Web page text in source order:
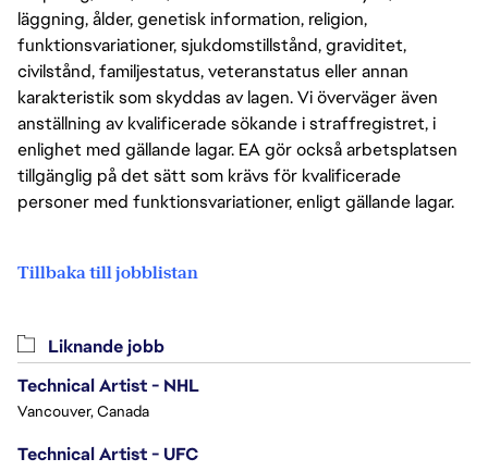
läggning, ålder, genetisk information, religion,
funktionsvariationer, sjukdomstillstånd, graviditet,
civilstånd, familjestatus, veteranstatus eller annan
karakteristik som skyddas av lagen. Vi överväger även
anställning av kvalificerade sökande i straffregistret, i
enlighet med gällande lagar. EA gör också arbetsplatsen
tillgänglig på det sätt som krävs för kvalificerade
personer med funktionsvariationer, enligt gällande lagar.
Tillbaka till jobblistan
Liknande jobb
Technical Artist - NHL
Vancouver, Canada
Technical Artist - UFC